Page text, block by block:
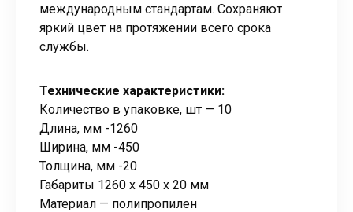
международным стандартам. Сохраняют
яркий цвет на протяжении всего срока
службы.
Технические характеристики:
Количество в упаковке, шт — 10
Длина, мм -1260
Ширина, мм -450
Толщина, мм -20
Габариты 1260 x 450 x 20 мм
Материал — полипропилен